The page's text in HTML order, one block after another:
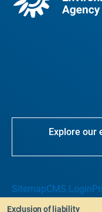
Explore our
SitemapCMS Login
Exclusion of liability